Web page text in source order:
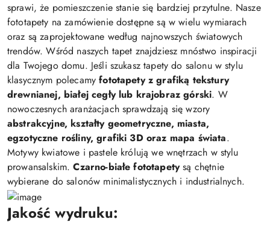
sprawi, że pomieszczenie stanie się bardziej przytulne. Nasze
fototapety na zamówienie dostępne są w wielu wymiarach
oraz są zaprojektowane według najnowszych światowych
trendów. Wśród naszych tapet znajdziesz mnóstwo inspiracji
dla Twojego domu. Jeśli szukasz tapety do salonu w stylu
klasycznym polecamyfototapety z grafiką tekstury
drewnianej, białej cegły lub krajobraz górski. W
nowoczesnych aranżacjach sprawdzają się wzory
abstrakcyjne, kształty geometryczne, miasta,
egzotyczne rośliny, grafiki 3D oraz mapa świata.
Motywy kwiatowe i pastele królują we wnętrzach w stylu
prowansalskim.Czarno-białe fototapetysą chętnie
wybierane do salonów minimalistycznych i industrialnych.
Jakość wydruku: